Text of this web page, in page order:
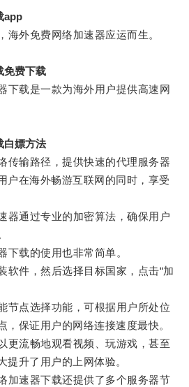
app
外免费网络加速器应运而生。
免费下载
载是一款为海外用户提供高速网
白嫖方法
输路径，提供快速的代理服务器
户在海外畅游互联网的同时，享受
通过专业的加密算法，确保用户
载的使用也非常简单。
件，然后选择目标国家，点击“加
点选择功能，可根据用户所处位
，保证用户的网络连接速度最快。
流畅地观看视频、玩游戏，甚至
提升了用户的上网体验。
速器下载还提供了多个服务器节